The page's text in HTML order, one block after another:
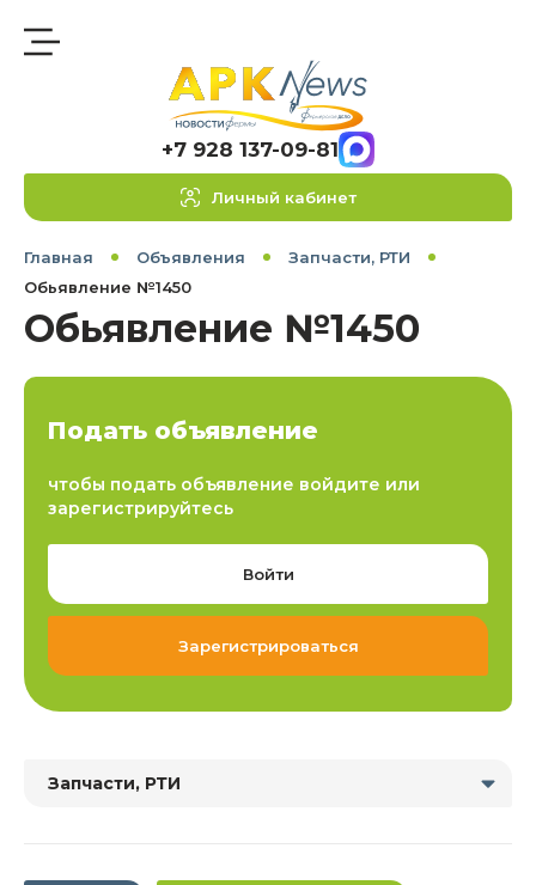
+7 928 137-09-81
Личный кабинет
Главная Объявления
Запчасти, РТИ
Обьявление №1450
Обьявление №1450
Подать объявление
чтобы подать объявление войдите или
зарегистрируйтесь
Войти
Зарегистрироваться
Запчасти, РТИ